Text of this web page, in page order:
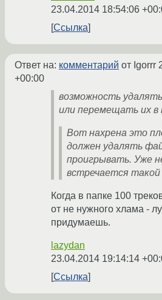
23.04.2014 18:54:06
Ссылка
Ответ на: комментарий от Igorrr
+00:00
возможность
или перемещать их в
Вот нахрена это
должен удалять
проигрывать. Уже
встречается такой
Когда в папке 100
от не нужного хлама -
придумаешь.
lazydan
23.04.2014 19:14:14
Ссылка